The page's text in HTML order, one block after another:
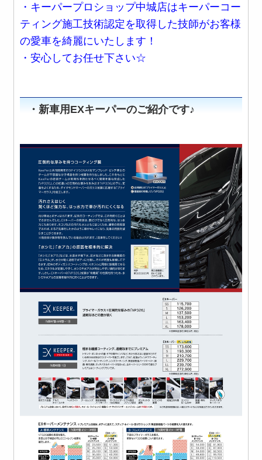
・キーパープロショップ中城店はキーパーコー
ティング施工技術認定を取得した技師がお客様
の愛車を綺麗にいたします！
・安心してお任せ下さい☆
・新車用EXキーパーのご紹介です♪